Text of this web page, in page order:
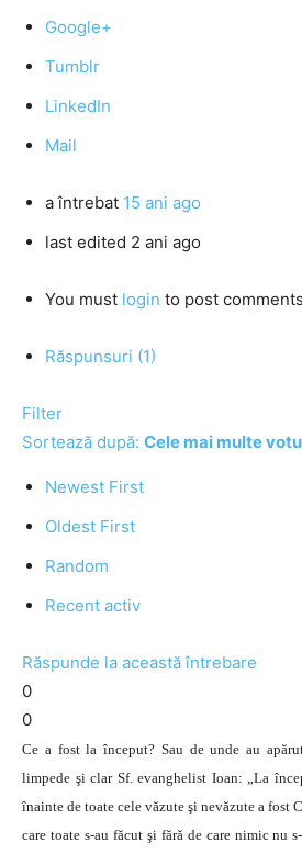
Google+
Tumblr
LinkedIn
Mail
a întrebat 15 ani ago
last edited 2 ani ago
You must login to post comments
Răspunsuri (1)
Filter
Sortează după: Cele mai multe
Newest First
Oldest First
Random
Recent activ
Răspunde la această întrebare
0
0
Ce a fost la început? Sau de unde au
limpede şi clar Sf. evanghelist Ioan: „La
înainte de toate cele văzute şi nevăzute a fost
care toate s-au făcut şi fără de care nimic nu